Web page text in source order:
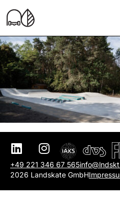
+49 221 346 67 565
2026 Landskate GmbH